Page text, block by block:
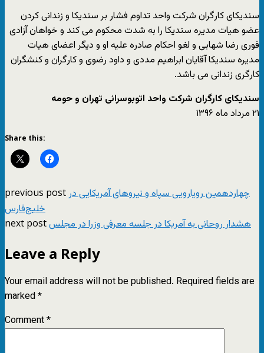
سندیکای کارگران شرکت واحد تداوم فشار بر سندیکا و زندانی کردن
عضو هیات مدیره سندیکا را به شدت محکوم می کند و خواهان آزادی
فوری رضا شهابی و لغو احکام صادره علیه او و دیگر اعضای هیات
مدیره سندیکا آقایان ابراهیم مددی و داود رضوی و کارگران و کنشگران
کارگری زندانی می باشد.
سندیکای کارگران شرکت واحد اتوبوسرانی تهران و حومه
۲۱ مرداد ماه ۱۳۹۶
Share this:
previous post چهاردهمین رویارویی سپاه و نیروهای آمریکایی در
خلیج‌فارس
next postهشدار روحانی به آمریکا در جلسه معرفی وزرا در مجلس
Leave a Reply
Your email address will not be published. Required fields are
marked*
Comment*